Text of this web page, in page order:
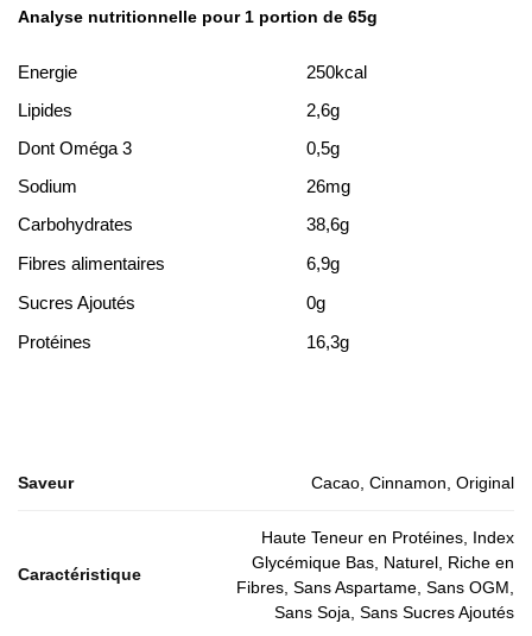
Analyse nutritionnelle pour 1 portion de 65g
Energie
250kcal
Lipides
2,6g
Dont Oméga 3
0,5g
Sodium
26mg
Carbohydrates
38,6g
Fibres alimentaires
6,9g
Sucres Ajoutés
0g
Protéines
16,3g
Saveur Cacao, Cinnamon, Original
Caractéristique
Haute Teneur en Protéines, Index
Glycémique Bas, Naturel, Riche en
Fibres, Sans Aspartame, Sans OGM,
Sans Soja, Sans Sucres Ajoutés